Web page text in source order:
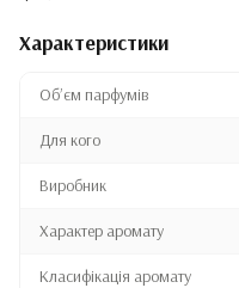
Характеристики
Обʼєм парфумів
Для кого
Виробник
Характер аромату
Класифікація аромату